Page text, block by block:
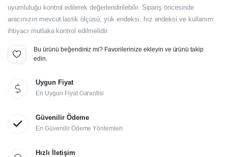
uyumluluğu kontrol edilerek değerlendirilebilir. Sipariş öncesinde
aracınızın mevcut lastik ölçüsü, yük endeksi, hız endeksi ve kullanım
ihtiyacı mutlaka kontrol edilmelidir.
Bu ürünü beğendiniz mi? Favorilerinize ekleyin ve ürünü takip
edin.
Uygun Fiyat
En Uygun Fiyat Garantisi
Güvenilir Ödeme
En Güvenilir Ödeme Yöntemleri
Hızlı İletişim